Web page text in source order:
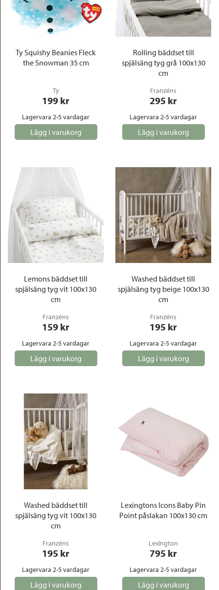
Ty Squishy Beanies Fleck
the Snowman 35 cm
Ty
199 kr
Lagervara 2-5 vardagar
Lägg i varukorg
Rolling bäddset till
spjälsäng tyg grå 100x130
cm
Franzéns
295 kr
Lagervara 2-5 vardagar
Lägg i varukorg
Lemons bäddset till
spjälsäng tyg vit 100x130
cm
Franzéns
159 kr
Lagervara 2-5 vardagar
Lägg i varukorg
Washed bäddset till
spjälsäng tyg beige 100x130
cm
Franzéns
195 kr
Lagervara 2-5 vardagar
Lägg i varukorg
Washed bäddset till
spjälsäng tyg vit 100x130
cm
Franzéns
195 kr
Lagervara 2-5 vardagar
Lägg i varukorg
Lexingtons Icons Baby Pin
Point påslakan 100x130 cm
Lexington
795 kr
Lagervara 2-5 vardagar
Lägg i varukorg